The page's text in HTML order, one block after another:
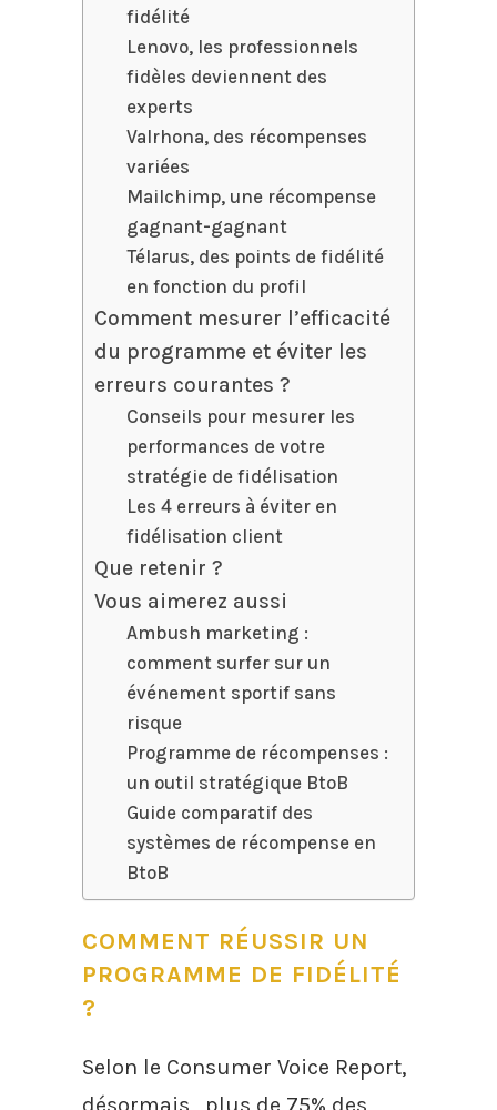
fidélité
Lenovo, les professionnels
fidèles deviennent des
experts
Valrhona, des récompenses
variées
Mailchimp, une récompense
gagnant-gagnant
Télarus, des points de fidélité
en fonction du profil
Comment mesurer l’efficacité
du programme et éviter les
erreurs courantes ?
Conseils pour mesurer les
performances de votre
stratégie de fidélisation
Les 4 erreurs à éviter en
fidélisation client
Que retenir ?
Vous aimerez aussi
Ambush marketing :
comment surfer sur un
événement sportif sans
risque
Programme de récompenses :
un outil stratégique BtoB
Guide comparatif des
systèmes de récompense en
BtoB
COMMENT RÉUSSIR UN
PROGRAMME DE FIDÉLITÉ
?
Selon le Consumer Voice Report,